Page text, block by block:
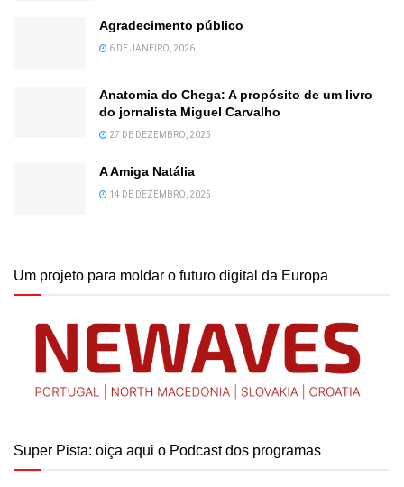
Agradecimento público
6 DE JANEIRO, 2026
Anatomia do Chega: A propósito de um livro
do jornalista Miguel Carvalho
27 DE DEZEMBRO, 2025
A Amiga Natália
14 DE DEZEMBRO, 2025
Um projeto para moldar o futuro digital da Europa
Super Pista: oiça aqui o Podcast dos programas